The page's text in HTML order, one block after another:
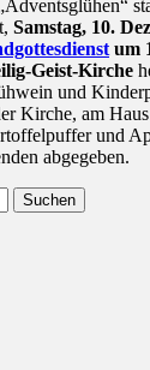
Samstag, 10.
um
Geist-Kirche
und
Kirche, am
und
abgegeben.